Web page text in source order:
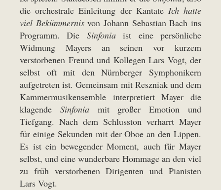
die orchestrale Einleitung der Kantate Ich hatte
viel Bekümmernisvon Johann Sebastian Bach ins
Programm. Die Sinfoniaist eine persönliche
Widmung Mayers an seinen vor kurzem
verstorbenen Freund und Kollegen Lars Vogt, der
selbst oft mit den Nürnberger Symphonikern
aufgetreten ist. Gemeinsam mit Reszniak und dem
Kammermusikensemble interpretiert Mayer die
klagende Sinfoniamit großer Emotion und
Tiefgang. Nach dem Schlusston verharrt Mayer
für einige Sekunden mit der Oboe an den Lippen.
Es ist ein bewegender Moment, auch für Mayer
selbst, und eine wunderbare Hommage an den viel
zu früh verstorbenen Dirigenten und Pianisten
Lars Vogt.